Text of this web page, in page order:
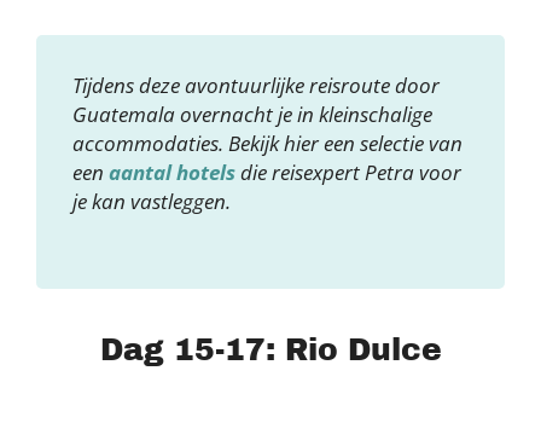
Tijdens deze avontuurlijke reisroute door
Guatemala overnacht je in kleinschalige
accommodaties. Bekijk hier een selectie van
een aantal hotelsdie reisexpert Petra voor
je kan vastleggen.
Dag 15-17: Rio Dulce